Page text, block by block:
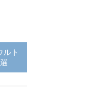
ルト